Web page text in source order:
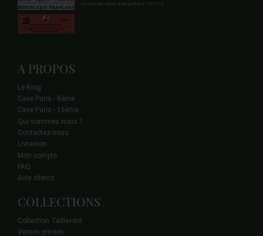
Licence de vente à emporter n°131110.
A PROPOS
Le Blog
Cave Paris - 8ème
Cave Paris - 16ème
Qui sommes nous ?
Contactez-nous
Livraison
Mon compte
FAQ
Avis clients
COLLECTIONS
Collection Taillevent
Ventes privées